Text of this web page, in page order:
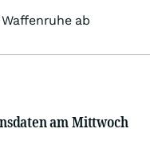
ab
am Mittwoch